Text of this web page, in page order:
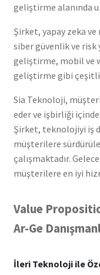
geliştirme alanında
Şirket, yapay zeka ve
siber güvenlik ve risk
geliştirme, mobil ve
geliştirme gibi
Sia Teknoloji,
eder ve işbirliği içinde
Şirket, teknolojiyi iş
müşterilere
çalışmaktadır.
müşterilere en iyi
Value
Ar-Ge
İleri Teknoloji ile